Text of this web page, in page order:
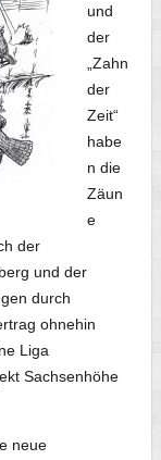
und
der
„Zahn
der
Zeit“
habe
n die
Zäun
e
der
und der
durch
ohnehin
Liga
Sachsenhöhe
neue